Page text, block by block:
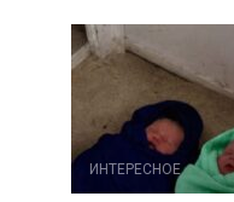
ИНТЕРЕСНОЕ